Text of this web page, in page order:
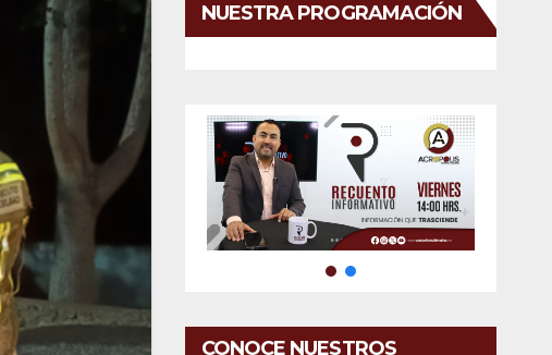
NUESTRA PROGRAMACIÓN
CONOCE NUESTROS